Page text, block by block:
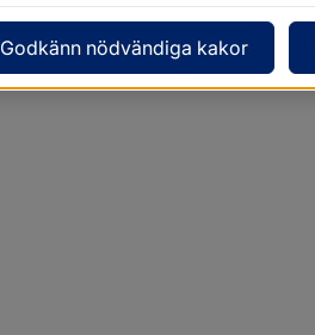
Godkänn nödvändiga kakor